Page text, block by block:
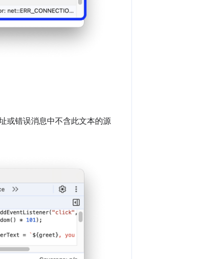
或错误消息中不含此文本的源